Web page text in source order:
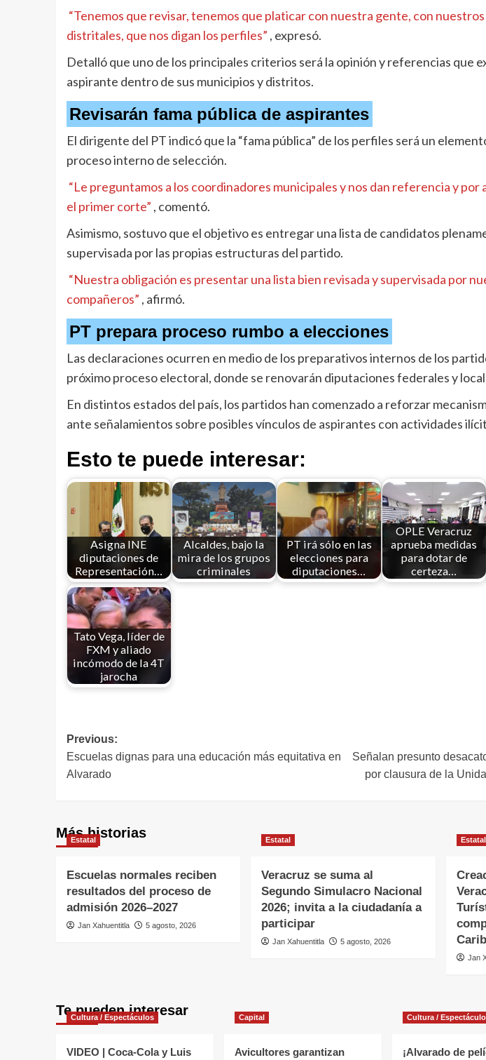
“Tenemos que revisar, tenemos que platicar con nuestra gente, con
distritales, que nos digan los perfiles” , expresó.
Detalló que uno de los principales criterios será la opinión y referencias que
aspirante dentro de sus municipios y distritos.
Revisarán fama pública de aspirantes
El dirigente del PT indicó que la “fama pública” de los perfiles será un
proceso interno de selección.
“Le preguntamos a los coordinadores municipales y nos dan referencia y por
el primer corte” , comentó.
Asimismo, sostuvo que el objetivo es entregar una lista de candidatos
supervisada por las propias estructuras del partido.
“Nuestra obligación es presentar una lista bien revisada y supervisada por
compañeros” , afirmó.
PT prepara proceso rumbo a elecciones
Las declaraciones ocurren en medio de los preparativos internos de los
próximo proceso electoral, donde se renovarán diputaciones federales y
En distintos estados del país, los partidos han comenzado a reforzar
ante señalamientos sobre posibles vínculos de aspirantes con actividades
Esto te puede interesar:
Asigna INE
diputaciones de
Representación…
Alcaldes, bajo la
mira de los grupos
criminales
PT irá sólo en las
elecciones para
diputaciones…
OPLE Veracruz
aprueba medidas
para dotar de
certeza…
Tato Vega, líder de
FXM y aliado
incómodo de la 4T
jarocha
Previous:
Escuelas dignas para una educación más equitativa en
Alvarado
Señalan presunto
por clausura de la
Más historias
Estatal
Escuelas normales reciben
resultados del proceso de
admisión 2026–2027
Jan Xahuentitla 5 agosto, 2026
Estatal
Veracruz se suma al
Segundo Simulacro Nacional
2026; invita a la ciudadanía a
participar
Jan Xahuentitla 5 agosto, 2026
Estatal
Jan
Te pueden interesar
Cultura / Espectáculos
VIDEO | Coca-Cola y Luis
Capital
Avicultores garantizan
Cultura /
¡Alvarado de